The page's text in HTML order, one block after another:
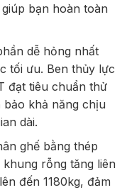
bạn hoàn toàn
dễ hỏng nhất
tối ưu. Ben thủy lực
đạt tiêu chuẩn thử
bảo khả năng chịu
dài.
ghế bằng thép
rỗng tăng liên
đến 1180kg, đảm